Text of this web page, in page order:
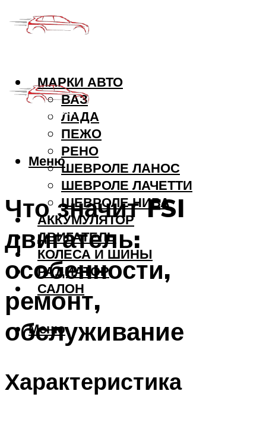
МАРКИ АВТО
ВАЗ
ЛАДА
ПЕЖО
РЕНО
ШЕВРОЛЕ ЛАНОС
ШЕВРОЛЕ ЛАЧЕТТИ
ШЕВРОЛЕ НИВА
АККУМУЛЯТОР
ДВИГАТЕЛЬ
КОЛЕСА И ШИНЫ
РАДИАТОР
САЛОН
Меню
Меню
Что значит FSI
двигатель:
особенности,
ремонт,
обслуживание
Характеристика